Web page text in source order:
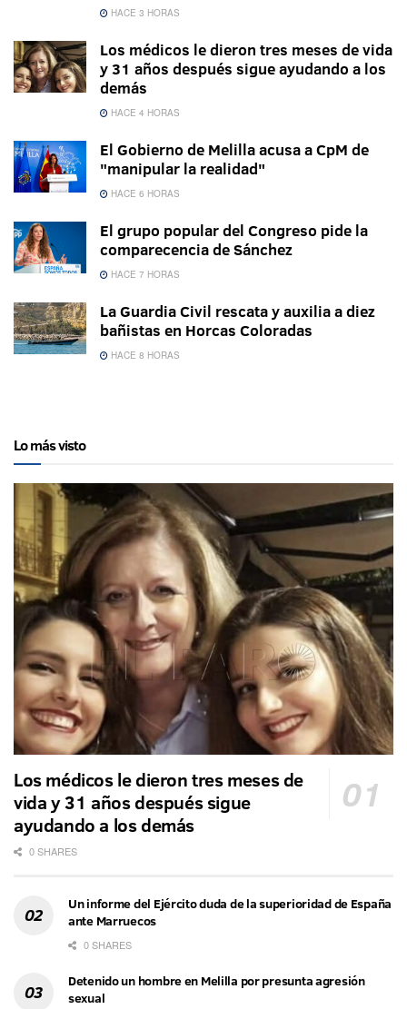
HACE 3 HORAS
Los médicos le dieron tres meses de vida
y 31 años después sigue ayudando a los
demás
HACE 4 HORAS
El Gobierno de Melilla acusa a CpM de
"manipular la realidad"
HACE 6 HORAS
El grupo popular del Congreso pide la
comparecencia de Sánchez
HACE 7 HORAS
La Guardia Civil rescata y auxilia a diez
bañistas en Horcas Coloradas
HACE 8 HORAS
Lo más visto
Los médicos le dieron tres meses de
vida y 31 años después sigue
ayudando a los demás
0 SHARES
Un informe del Ejército duda de la superioridad de España
ante Marruecos
0 SHARES
Detenido un hombre en Melilla por presunta agresión
sexual